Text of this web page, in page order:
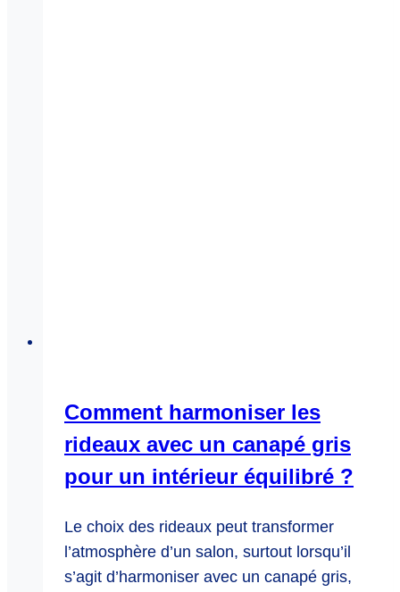
Comment harmoniser les
rideaux avec un canapé gris
pour un intérieur équilibré ?
Le choix des rideaux peut transformer
l’atmosphère d’un salon, surtout lorsqu’il
s’agit d’harmoniser avec un canapé gris,